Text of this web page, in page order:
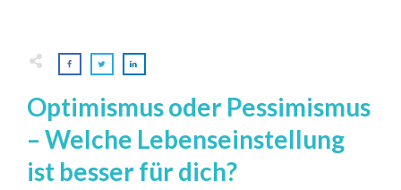
Optimismus oder Pessimismus
– Welche Lebenseinstellung
ist besser für dich?